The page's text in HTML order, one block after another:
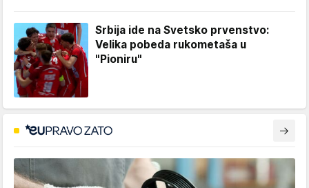
Srbija ide na Svetsko prvenstvo:
Velika pobeda rukometaša u
"Pioniru"